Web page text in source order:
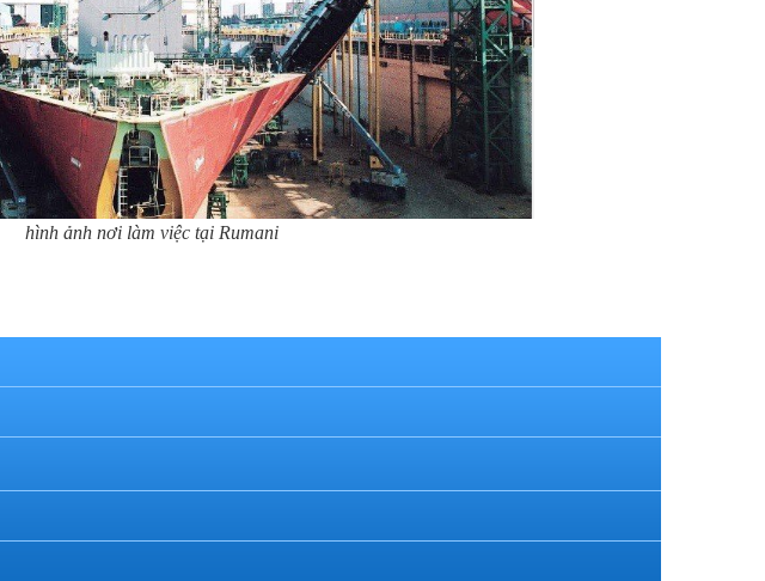
hình ảnh nơi làm việc tại Rumani